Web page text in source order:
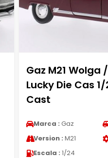
Gaz M21 Wolga
Lucky Die Cas
Cast
Marca : Gaz
Version : M21
Escala : 1/24